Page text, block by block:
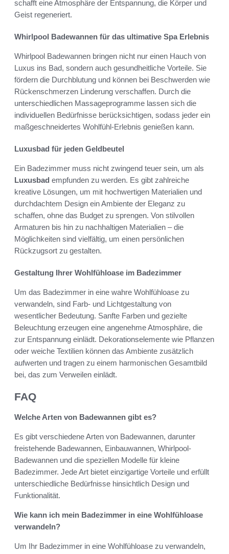
schafft eine Atmosphäre der Entspannung, die Körper und
Geist regeneriert.
Whirlpool Badewannen für das ultimative Spa Erlebnis
Whirlpool Badewannen bringen nicht nur einen Hauch von
Luxus ins Bad, sondern auch gesundheitliche Vorteile. Sie
fördern die Durchblutung und können bei Beschwerden wie
Rückenschmerzen Linderung verschaffen. Durch die
unterschiedlichen Massageprogramme lassen sich die
individuellen Bedürfnisse berücksichtigen, sodass jeder ein
maßgeschneidertes Wohlfühl-Erlebnis genießen kann.
Luxusbad für jeden Geldbeutel
Ein Badezimmer muss nicht zwingend teuer sein, um als
Luxusbad empfunden zu werden. Es gibt zahlreiche
kreative Lösungen, um mit hochwertigen Materialien und
durchdachtem Design ein Ambiente der Eleganz zu
schaffen, ohne das Budget zu sprengen. Von stilvollen
Armaturen bis hin zu nachhaltigen Materialien – die
Möglichkeiten sind vielfältig, um einen persönlichen
Rückzugsort zu gestalten.
Gestaltung Ihrer Wohlfühloase im Badezimmer
Um das Badezimmer in eine wahre Wohlfühloase zu
verwandeln, sind Farb- und Lichtgestaltung von
wesentlicher Bedeutung. Sanfte Farben und gezielte
Beleuchtung erzeugen eine angenehme Atmosphäre, die
zur Entspannung einlädt. Dekorationselemente wie Pflanzen
oder weiche Textilien können das Ambiente zusätzlich
aufwerten und tragen zu einem harmonischen Gesamtbild
bei, das zum Verweilen einlädt.
FAQ
Welche Arten von Badewannen gibt es?
Es gibt verschiedene Arten von Badewannen, darunter
freistehende Badewannen, Einbauwannen, Whirlpool-
Badewannen und die speziellen Modelle für kleine
Badezimmer. Jede Art bietet einzigartige Vorteile und erfüllt
unterschiedliche Bedürfnisse hinsichtlich Design und
Funktionalität.
Wie kann ich mein Badezimmer in eine Wohlfühloase
verwandeln?
Um Ihr Badezimmer in eine Wohlfühloase zu verwandeln,